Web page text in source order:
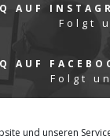
und unseren
AUF
Folgt
AUF
Folgt
IMPRESSUM